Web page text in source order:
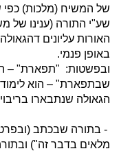
של המשיח (מלכות)
שע"י התורה (ענינו של
האורות עליונים
באופן פנמי.
ובפשטות: "תפארת" –
שבתפארת" – הוא לימוד
הגאולה שנתבארו
- בתורה שבכתב
מלאים בדבר זה")